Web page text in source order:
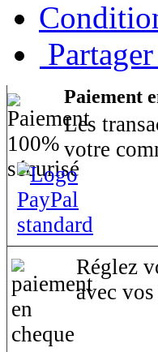
Paiement
Les
votre
Réglez
avec vos